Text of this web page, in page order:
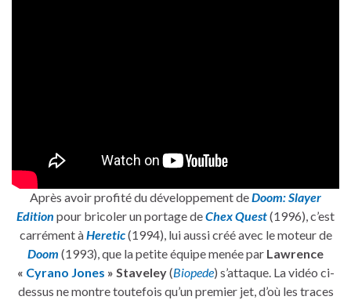
Après avoir profité du développement deDoom: Slayer
Edition pour bricoler un portage deChex Quest(1996), c’est
carrément àHeretic(1994), lui aussi créé avec le moteur de
Doom (1993), que la petite équipe menée par Lawrence
« Cyrano Jones » Staveley(Biopede) s’attaque. La vidéo ci-
dessus ne montre toutefois qu’un premier jet, d’où les traces